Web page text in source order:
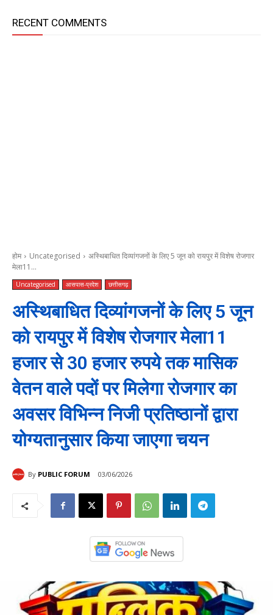
RECENT COMMENTS